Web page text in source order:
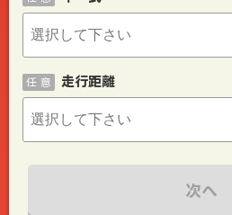
走行距離
任 意
次へ